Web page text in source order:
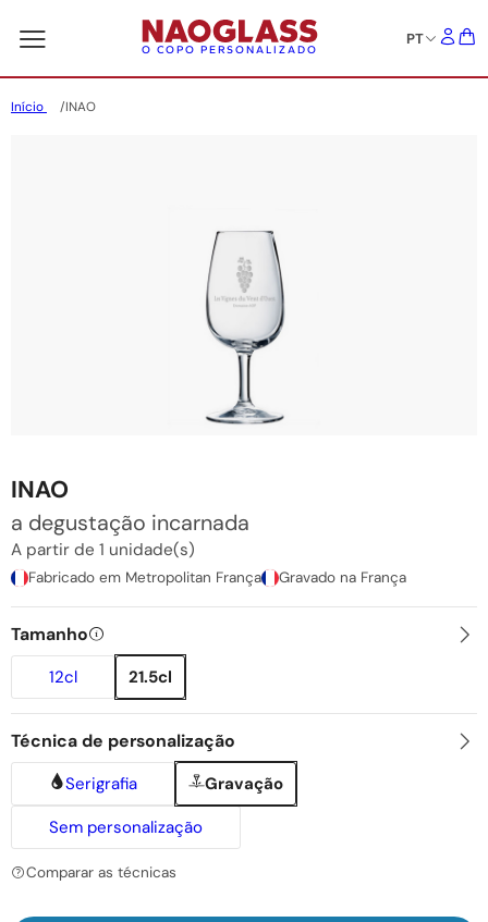
O COPO PERSONALIZADO
PT
Início INAO
INAO
a degustação incarnada
A partir de 1 unidade(s)
Fabricado em Metropolitan França Gravado na França
Tamanho
12cl 21.5cl
Técnica de personalização
Serigrafia Gravação
Sem personalização
Comparar as técnicas